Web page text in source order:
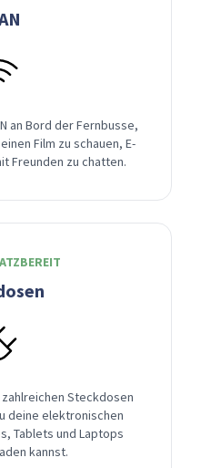
an Bord der Fernbusse,
Film zu schauen, E-
Freunden zu chatten.
Steckdosen
deine elektronischen
Tablets und Laptops
kannst.